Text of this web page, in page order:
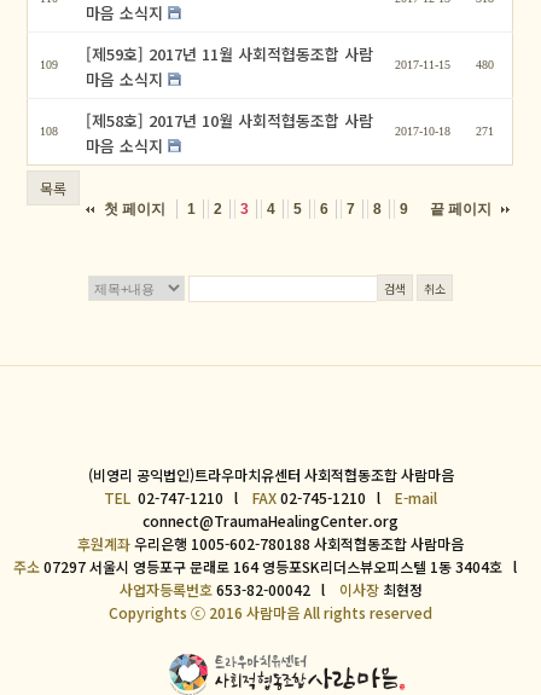
마음 소식지
109
[제59호] 2017년 11월 사회적협동조합 사람
마음 소식지
2017-11-15 480
108
[제58호] 2017년 10월 사회적협동조합 사람
마음 소식지
2017-10-18 271
목록
첫 페이지 1 2 3 4 5 6 7 8 9 끝 페이지
검색 취소
(비영리 공익법인)트라우마치유센터 사회적협동조합 사람마음
TEL 02-747-1210 l FAX02-745-1210 l E-mail
connect@TraumaHealingCenter.org
후원계좌우리은행 1005-602-780188 사회적협동조합 사람마음
주소07297 서울시 영등포구 문래로 164 영등포SK리더스뷰오피스텔 1동 3404호 l
사업자등록번호653-82-00042 l 이사장최현정
Copyrights ⓒ 2016 사람마음 All rights reserved